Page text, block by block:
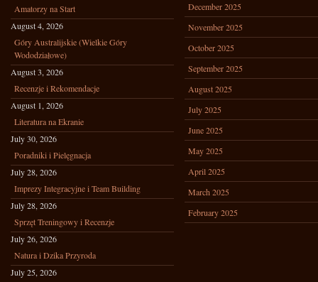
Amatorzy na Start
August 4, 2026
Góry Australijskie (Wielkie Góry
Wododziałowe)
August 3, 2026
Recenzje i Rekomendacje
August 1, 2026
Literatura na Ekranie
July 30, 2026
Poradniki i Pielęgnacja
July 28, 2026
Imprezy Integracyjne i Team Building
July 28, 2026
Sprzęt Treningowy i Recenzje
July 26, 2026
Natura i Dzika Przyroda
July 25, 2026
December 2025
November 2025
October 2025
September 2025
August 2025
July 2025
June 2025
May 2025
April 2025
March 2025
February 2025